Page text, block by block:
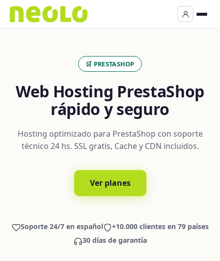
🛒 PRESTASHOP
Web Hosting PrestaShop
rápido y seguro
Hosting optimizado para PrestaShop con soporte
técnico 24 hs. SSL gratis, Cache y CDN incluidos.
Ver planes
Soporte 24/7 en español
+10.000 clientes en 79 países
30 días de garantía